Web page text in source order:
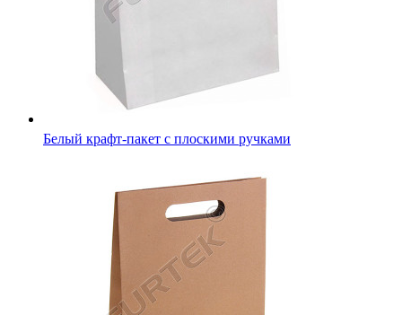
Белый крафт-пакет с плоскими ручками